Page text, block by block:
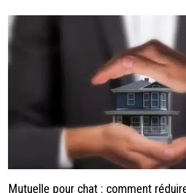
Mutuelle pour chat : comment